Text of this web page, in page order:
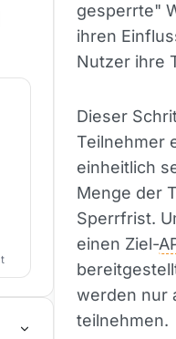
gesperrte"
ihren
Nutzer ihre
Dieser
Teilnehmer
einheitlich
Menge der
Sperrfrist.
einen Ziel-
werden nur
teilnehmen.